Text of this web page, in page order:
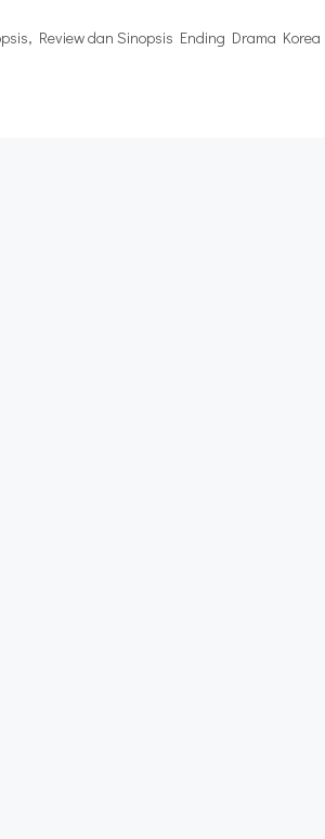
, Review dan Sinopsis Ending Drama Korea